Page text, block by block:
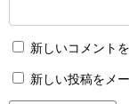
新しいコメント
新しい投稿をメ